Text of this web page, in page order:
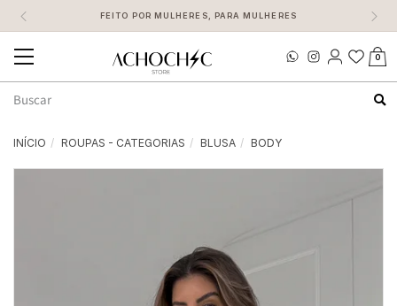
FEITO POR MULHERES, PARA MULHERES
Mudar
navegação
0
INÍCIO ROUPAS - CATEGORIAS BLUSA BODY